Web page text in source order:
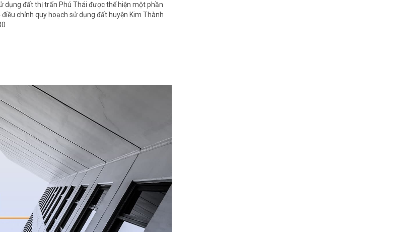
dụng đất thị trấn Phú Thái được thể hiện một phần
chỉnh quy hoạch sử dụng đất huyện Kim Thành